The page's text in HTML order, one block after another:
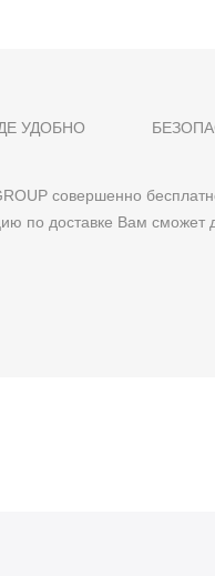
совершенно
по доставке Вам
УДОБНО